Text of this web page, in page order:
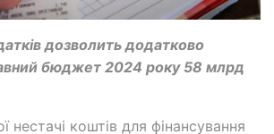
дозволить додатково
бюджет 2024 року 58 млрд
нестачі коштів для фінансування